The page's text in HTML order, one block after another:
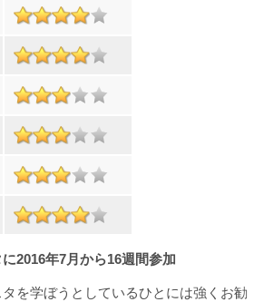
2016年7月から16週間参加
を学ぼうとしているひとには強くお勧